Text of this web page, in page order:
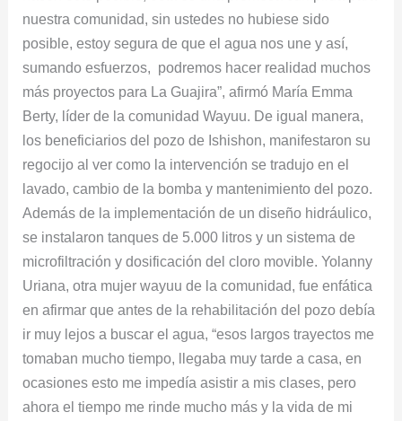
nuestra comunidad, sin ustedes no hubiese sido
posible, estoy segura de que el agua nos une y así,
sumando esfuerzos, podremos hacer realidad muchos
más proyectos para La Guajira”, afirmó María Emma
Berty, líder de la comunidad Wayuu. De igual manera,
los beneficiarios del pozo de Ishishon, manifestaron su
regocijo al ver como la intervención se tradujo en el
lavado, cambio de la bomba y mantenimiento del pozo.
Además de la implementación de un diseño hidráulico,
se instalaron tanques de 5.000 litros y un sistema de
microfiltración y dosificación del cloro movible. Yolanny
Uriana, otra mujer wayuu de la comunidad, fue enfática
en afirmar que antes de la rehabilitación del pozo debía
ir muy lejos a buscar el agua, “esos largos trayectos me
tomaban mucho tiempo, llegaba muy tarde a casa, en
ocasiones esto me impedía asistir a mis clases, pero
ahora el tiempo me rinde mucho más y la vida de mi